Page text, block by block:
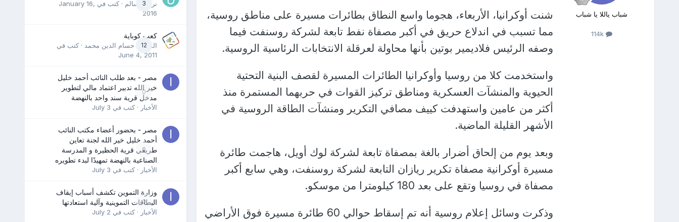
شباب ياللا يا شباب
114k
شنت أوكرانيا، الأربعاء، هجوما واسع النطاق بطائرات مسيرة على مناطق روسية،
مما تسبب في اندلاع حريق في أكبر مصفاة نفط تابعة لشركة روسنفت فيما
وصفه الرئيس فلاديمير بوتين بأنها محاولة لعرقلة الانتخابات الرئاسية الروسية.
واستخدمت كلا من روسيا وأوكرانيا الطائرات المسيرة لقصف البنية التحتية
الحيوية والمنشآت العسكرية ومناطق تركيز القوات في حربهما المستمرة منذ
أكثر من عامين واستهدفت كييف مصافي التكرير ومنشآت الطاقة الروسية في
الأشهر القليلة الماضية.
وبعد يوم من إلحاق أضرار بالغة بمصفاة تابعة لشركة لوك أويل، هاجمت طائرة
مسيرة أوكرانية مصفاة تكرير ريازان التابعة لشركة روسنفت، وهي سابع أكبر
مصفاة في روسيا وتقع على بعد 180 كيلومترا من موسكو.
وذكرت وسائل إعلام روسية أنه تم إسقاط حوالي 60 طائرة مسيرة فوق الأراضي
3
نرمين سالم · كتب في January 16,
2016
12
كعب كوباية
المدرب حسام الدين محمد · كتب في
June 4, 2011
0
مصر - بعد طلب النائب أحمد خليل
خير الله تدبير اعتماد مالي لتطوير
مدخل قرية سند واحد بالنهضة
الأخبار · كتب في July 3
0
مصر - بحضور أعضاء مكتب النائب
أحمد خليل خير الله لجنة تعاين
طريقي قرية الحظيرة و المدرسة
الصناعية بالنهضة تمهيدًا لبدء تطويره
الأخبار · كتب في July 3
0
وزارة التموين تكشف أسباب إيقاف
البطاقات التموينية وآلية استعادتها
الأخبار · كتب في July 2